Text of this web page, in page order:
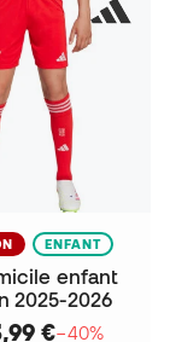
ENFANT
enfant
2025-2026
€−40%